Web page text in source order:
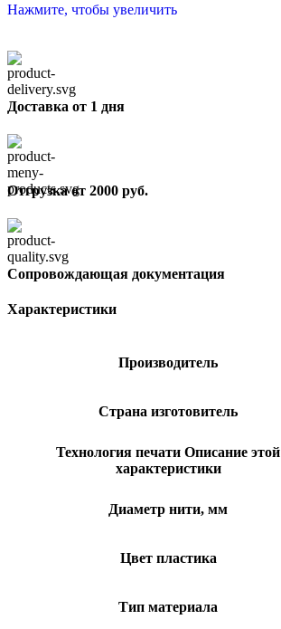
Нажмите, чтобы увеличить
Доставка от 1 дня
Отгрузка от 2000 руб.
Сопровождающая документация
Характеристики
Производитель
Страна изготовитель
Технология печати Описание этой
характеристики
Диаметр нити, мм
Цвет пластика
Тип материала